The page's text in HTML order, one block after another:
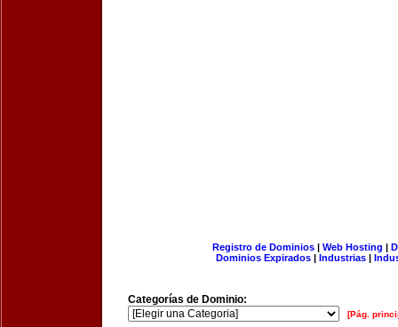
Registro de Dominios| Web Hosting |
Dominios Expirados | Industrias |
Categorías de Dominio:
[Pág.